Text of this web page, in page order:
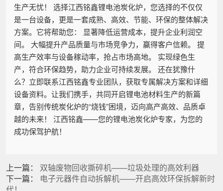
生产无忧！ 选择江西铭鑫锂电池炭化炉，您选择的不仅仅
是一台设备，更是一套成熟、高效、节能、环保的整体解决
方案。它将帮助您： 显著降低运营成本，提升企业利润空
间。 大幅提升产品质量与市场竞争力，赢得客户信赖。 提
高生产效率与设备稼动率，抢占市场高地。 实现绿色生
产，符合环保趋势，助力企业可持续发展。 还在犹豫什
么？立即联系江西铭鑫专业团队，获取专属解决方案和详细
设备资料。让我们携手，共同开启锂电池材料生产的新篇
章，告别传统炭化炉的“烧钱”困境，迈向高产高效、品质卓
越的未来！ 江西铭鑫——您的锂电池炭化炉专家，为您的
成功保驾护航！
上一篇： 双轴废物回收撕碎机——垃圾处理的高效利器
下一篇： 电子元器件自动拆解机——开启高效环保拆解新时